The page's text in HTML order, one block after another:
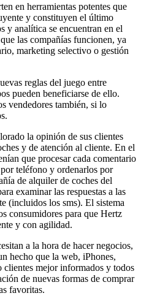
en herramientas potentes que
y constituyen el último
y analítica se encuentran en el
las compañías funcionen, ya
marketing selectivo o gestión
reglas del juego entre
pueden beneficiarse de ello.
vendedores también, si lo
la opinión de sus clientes
y de atención al cliente. En el
que procesar cada comentario
teléfono y ordenarlos por
de alquiler de coches del
examinar las respuestas a las
(incluidos los sms). El sistema
consumidores para que Hertz
y con agilidad.
a la hora de hacer negocios,
hecho que la web, iPhones,
mejor informados y todos
de nuevas formas de comprar
favoritas.